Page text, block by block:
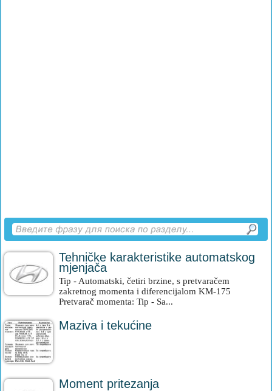
Tehničke karakteristike automatskog
mjenjača
Tip - Automatski, četiri brzine, s pretvaračem
zakretnog momenta i diferencijalom KM-175
Pretvarač momenta: Tip - Sa...
Maziva i tekućine
Moment pritezanja